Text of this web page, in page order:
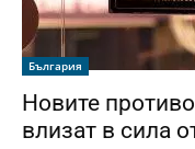
България
Новите
влизат в сила